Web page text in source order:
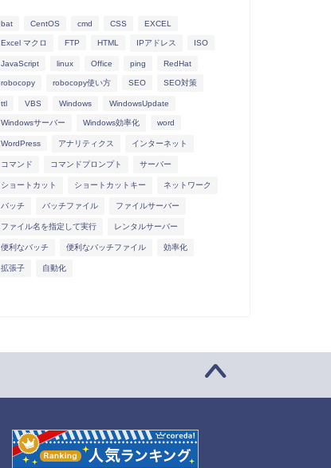
bat CentOS cmd CSS EXCEL
Excel マクロ FTP HTML IPアドレス ISO
JavaScript linux Office ping RedHat
robocopy robocopy使い方 SEO SEO対策
ttl VBS Windows WindowsUpdate
Windowsサーバー Windows効率化 word
WordPress アナリティクス インターネット
コマンド コマンドプロンプト サーバー
ショートカット ショートカットキー ネットワーク
バッチ バッチファイル ファイルサーバー
ファイル名を指定して実行 レンタルサーバー
便利なバッチ 便利なバッチファイル 効率化
拡張子 自動化